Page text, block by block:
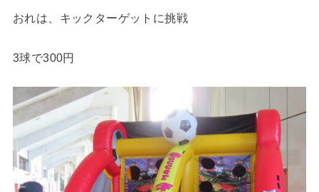
おれは、キックターゲットに挑戦
3球で300円